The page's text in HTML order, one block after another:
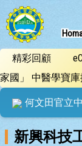
精彩回顧
家國」 中醫學寶
何文田官立
新興科技